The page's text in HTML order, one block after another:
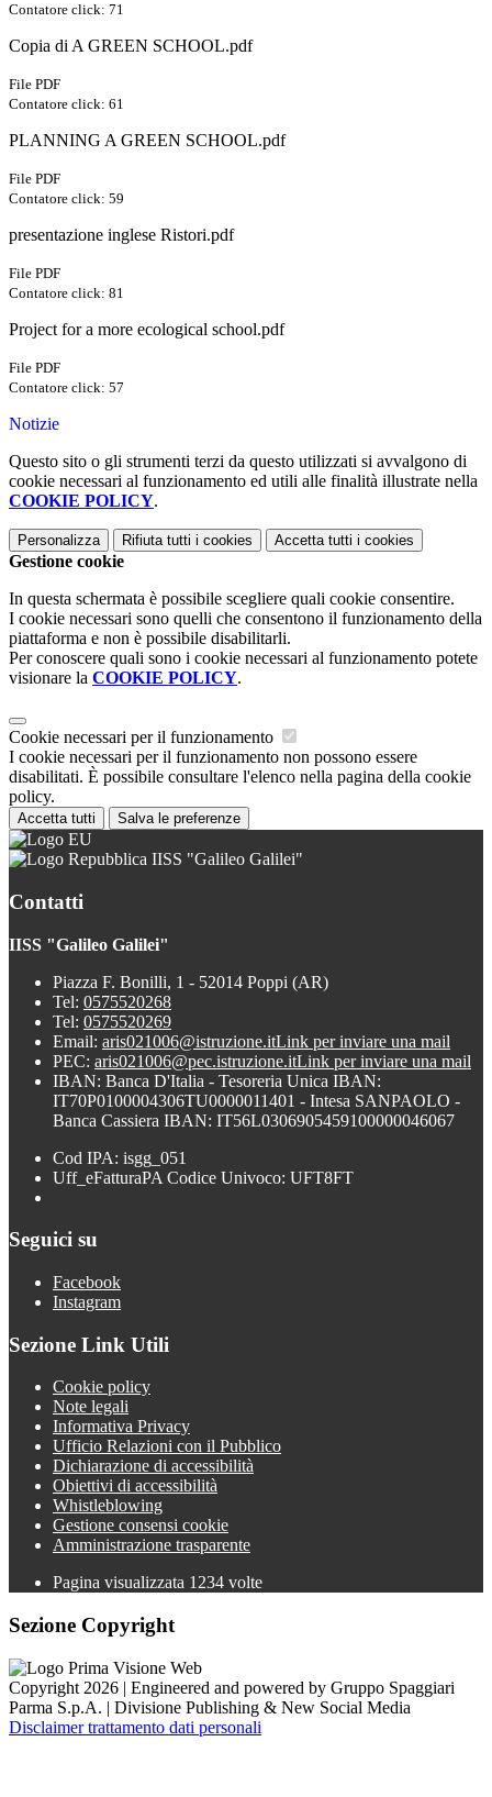
Contatore click: 71
Copia di A GREEN SCHOOL.pdf
File PDF
Contatore click: 61
PLANNING A GREEN SCHOOL.pdf
File PDF
Contatore click: 59
presentazione inglese Ristori.pdf
File PDF
Contatore click: 81
Project for a more ecological school.pdf
File PDF
Contatore click: 57
Notizie
Questo sito o gli strumenti terzi da questo utilizzati si avvalgono di
cookie necessari al funzionamento ed utili alle finalità illustrate nella
COOKIE POLICY.
Personalizza Rifiuta tutti i cookies Accetta tutti i cookies
Gestione cookie
In questa schermata è possibile scegliere quali cookie consentire.
I cookie necessari sono quelli che consentono il funzionamento della
piattaforma e non è possibile disabilitarli.
Per conoscere quali sono i cookie necessari al funzionamento potete
visionare la COOKIE POLICY.
Cookie necessari per il funzionamento
I cookie necessari per il funzionamento non possono essere
disabilitati. È possibile consultare l'elenco nella pagina della cookie
policy.
Accetta tutti Salva le preferenze
IISS "Galileo Galilei"
Contatti
IISS "Galileo Galilei"
Piazza F. Bonilli, 1 - 52014 Poppi (AR)
Tel: 0575520268
Tel: 0575520269
Email: aris021006@istruzione.itLink per inviare una mail
PEC: aris021006@pec.istruzione.itLink per inviare una mail
IBAN: Banca D'Italia - Tesoreria Unica IBAN:
IT70P0100004306TU0000011401 - Intesa SANPAOLO -
Banca Cassiera IBAN: IT56L0306905459100000046067
Cod IPA: isgg_051
Uff_eFatturaPA Codice Univoco: UFT8FT
Seguici su
Facebook
Instagram
Sezione Link Utili
Cookie policy
Note legali
Informativa Privacy
Ufficio Relazioni con il Pubblico
Dichiarazione di accessibilità
Obiettivi di accessibilità
Whistleblowing
Gestione consensi cookie
Amministrazione trasparente
Pagina visualizzata 1234 volte
Sezione Copyright
Copyright 2026 | Engineered and powered by Gruppo Spaggiari
Parma S.p.A. | Divisione Publishing & New Social Media
Disclaimer trattamento dati personali